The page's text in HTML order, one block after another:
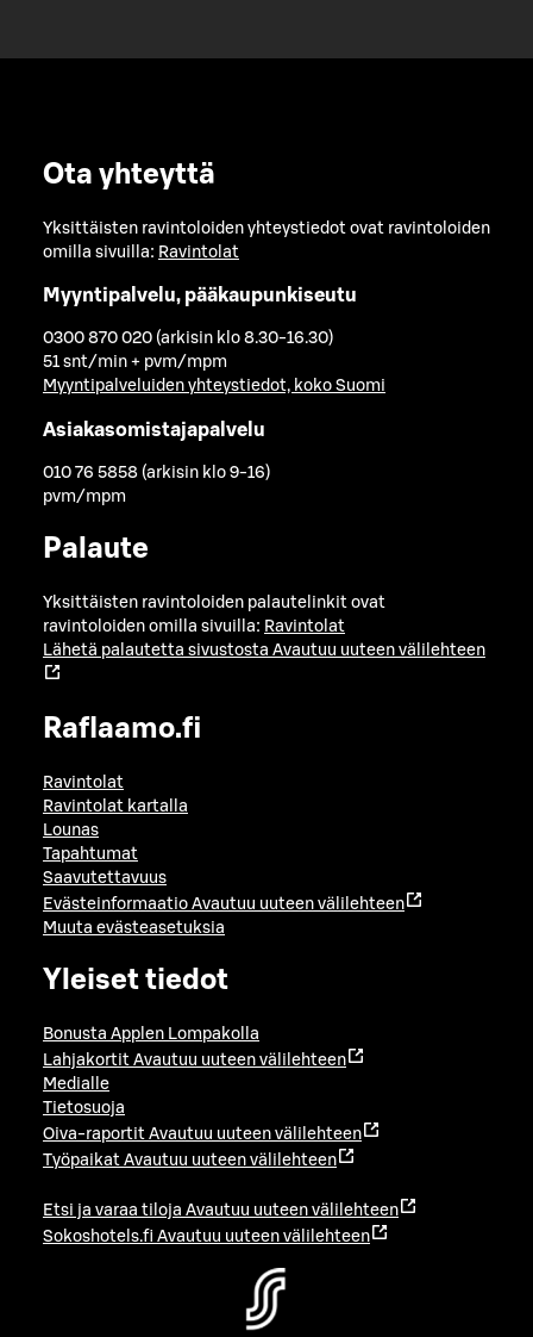
Ota yhteyttä
Yksittäisten ravintoloiden yhteystiedot ovat ravintoloiden
omilla sivuilla: Ravintolat
Myyntipalvelu, pääkaupunkiseutu
0300 870 020 (arkisin klo 8.30-16.30)
51 snt/min + pvm/mpm
Myyntipalveluiden yhteystiedot, koko Suomi
Asiakasomistajapalvelu
010 76 5858 (arkisin klo 9-16)
pvm/mpm
Palaute
Yksittäisten ravintoloiden palautelinkit ovat
ravintoloiden omilla sivuilla: Ravintolat
Lähetä palautetta sivustosta Avautuu uuteen välilehteen
Raflaamo.fi
Ravintolat
Ravintolat kartalla
Lounas
Tapahtumat
Saavutettavuus
Evästeinformaatio Avautuu uuteen välilehteen
Muuta evästeasetuksia
Yleiset tiedot
Bonusta Applen Lompakolla
Lahjakortit Avautuu uuteen välilehteen
Medialle
Tietosuoja
Oiva-raportit Avautuu uuteen välilehteen
Työpaikat Avautuu uuteen välilehteen
Etsi ja varaa tiloja Avautuu uuteen välilehteen
Sokoshotels.fi Avautuu uuteen välilehteen